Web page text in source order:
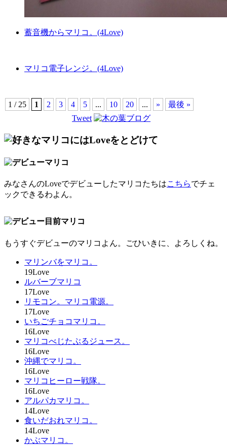
蓄音機からマリコ。(4Love)
マリコ電子レンジ。(4Love)
1 / 25 1 2 3 4 5 ... 10 20 ... »
最後 »
Tweet
みなさんのLoveでデビューしたマリコたちはこちらでチェ
ックできるわよん。
もうすぐデビューのマリコよん。ごひいきに、よろしくね。
マリンバをマリコ。
19Love
ルバーブマリコ
17Love
リモコン。マリコ電源。
17Love
いちごチョコマリコ。
16Love
マリコべじたぶるジュース。
16Love
沖縄でマリコ。
16Love
マリコヒーロー戦隊。
16Love
アルパカマリコ。
14Love
食いだおれマリコ。
14Love
かぶマリコ。